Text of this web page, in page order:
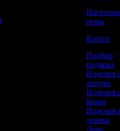
игры
Книги
Подбор
подарка
Изделия
латуни
Изделия
Кожи
Изделия
дерева
День